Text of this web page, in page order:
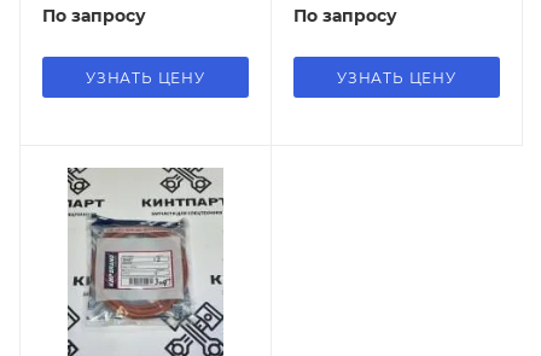
По запросу
УЗНАТЬ ЦЕНУ
По запросу
УЗНАТЬ ЦЕНУ